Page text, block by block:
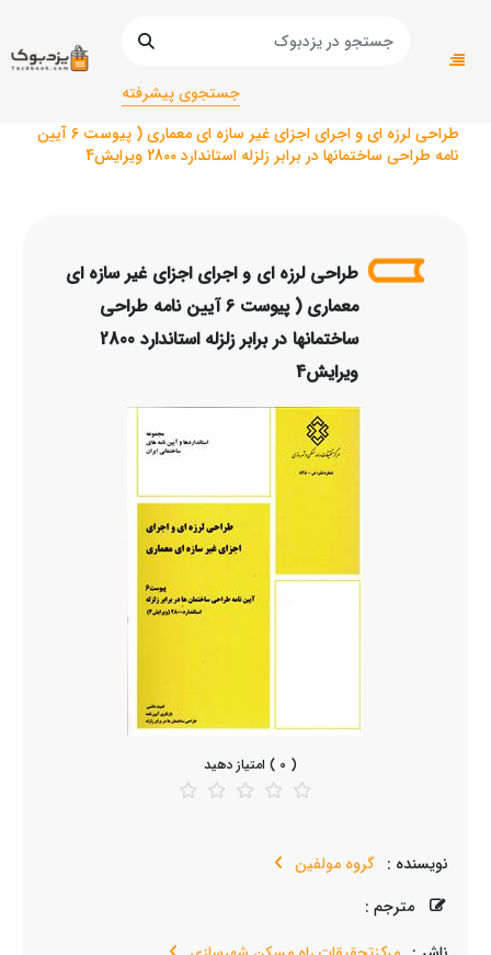
جستجوی پیشرفته
صفحه اصلی
مهندسی عمران و نقشه برداری/
طراحی لرزه ای و اجرای اجزای غیر سازه ای معماری ( پیوست 6 آیین
نامه طراحی ساختمانها در برابر زلزله استاندارد 2800 ویرایش4
طراحی لرزه ای و اجرای اجزای غیر سازه ای
معماری ( پیوست 6 آیین نامه طراحی
ساختمانها در برابر زلزله استاندارد 2800
ویرایش4
( 0 ) امتیاز دهید
نویسنده : گروه مولفین
مترجم :